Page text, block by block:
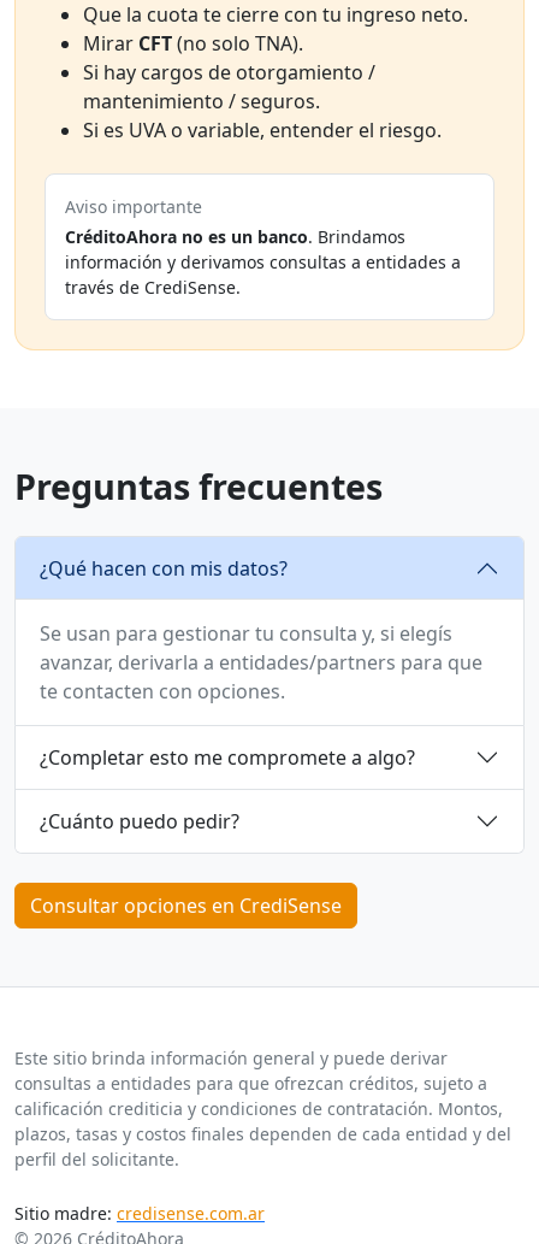
Que la cuota te cierre con tu ingreso neto.
Mirar CFT(no solo TNA).
Si hay cargos de otorgamiento /
mantenimiento / seguros.
Si es UVA o variable, entender el riesgo.
Aviso importante
CréditoAhora no es un banco. Brindamos
información y derivamos consultas a entidades a
través de CrediSense.
Preguntas frecuentes
¿Qué hacen con mis datos?
Se usan para gestionar tu consulta y, si elegís
avanzar, derivarla a entidades/partners para que
te contacten con opciones.
¿Completar esto me compromete a algo?
¿Cuánto puedo pedir?
Consultar opciones en CrediSense
Este sitio brinda información general y puede derivar
consultas a entidades para que ofrezcan créditos, sujeto a
calificación crediticia y condiciones de contratación. Montos,
plazos, tasas y costos finales dependen de cada entidad y del
perfil del solicitante.
Sitio madre: credisense.com.ar
© 2026 CréditoAhora